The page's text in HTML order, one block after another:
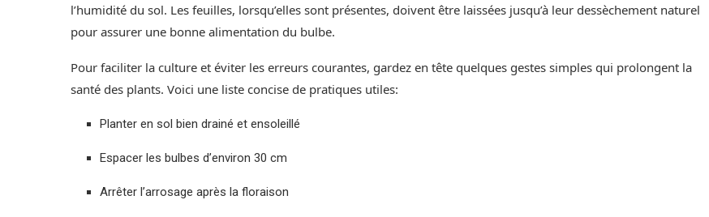
l’humidité du sol. Les feuilles, lorsqu’elles sont présentes, doivent être laissées jusqu’à leur dessèchement naturel
pour assurer une bonne alimentation du bulbe.
Pour faciliter la culture et éviter les erreurs courantes, gardez en tête quelques gestes simples qui prolongent la
santé des plants. Voici une liste concise de pratiques utiles:
Planter en sol bien drainé et ensoleillé
Espacer les bulbes d’environ 30 cm
Arrêter l’arrosage après la floraison